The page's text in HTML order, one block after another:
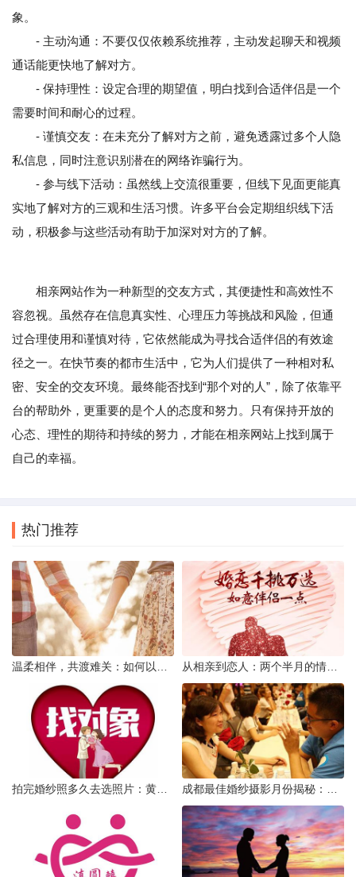
象。
- 主动沟通：不要仅仅依赖系统推荐，主动发起聊天和视频
通话能更快地了解对方。
- 保持理性：设定合理的期望值，明白找到合适伴侣是一个
需要时间和耐心的过程。
- 谨慎交友：在未充分了解对方之前，避免透露过多个人隐
私信息，同时注意识别潜在的网络诈骗行为。
- 参与线下活动：虽然线上交流很重要，但线下见面更能真
实地了解对方的三观和生活习惯。许多平台会定期组织线下活
动，积极参与这些活动有助于加深对对方的了解。
相亲网站作为一种新型的交友方式，其便捷性和高效性不
容忽视。虽然存在信息真实性、心理压力等挑战和风险，但通
过合理使用和谨慎对待，它依然能成为寻找合适伴侣的有效途
径之一。在快节奏的都市生活中，它为人们提供了一种相对私
密、安全的交友环境。最终能否找到“那个对的人”，除了依靠平
台的帮助外，更重要的是个人的态度和努力。只有保持开放的
心态、理性的期待和持续的努力，才能在相亲网站上找到属于
自己的幸福。
热门推荐